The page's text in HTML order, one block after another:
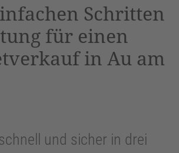
Platform&eRecht24
Schritten
für einen
in Au am
und sicher in drei